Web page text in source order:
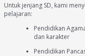
Untuk jenjang SD, kami
pelajaran:
Pendidikan
dan karakter
Pendidikan